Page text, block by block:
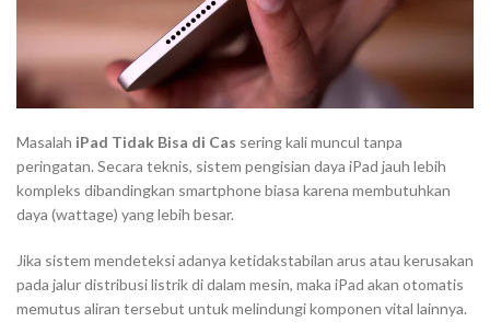
Masalah iPad Tidak Bisa di Cas sering kali muncul tanpa
peringatan. Secara teknis, sistem pengisian daya iPad jauh lebih
kompleks dibandingkan smartphonebiasa karena membutuhkan
daya (wattage) yang lebih besar.
Jika sistem mendeteksi adanya ketidakstabilan arus atau kerusakan
pada jalur distribusi listrik di dalam mesin, maka iPad akan otomatis
memutus aliran tersebut untuk melindungi komponen vital lainnya.